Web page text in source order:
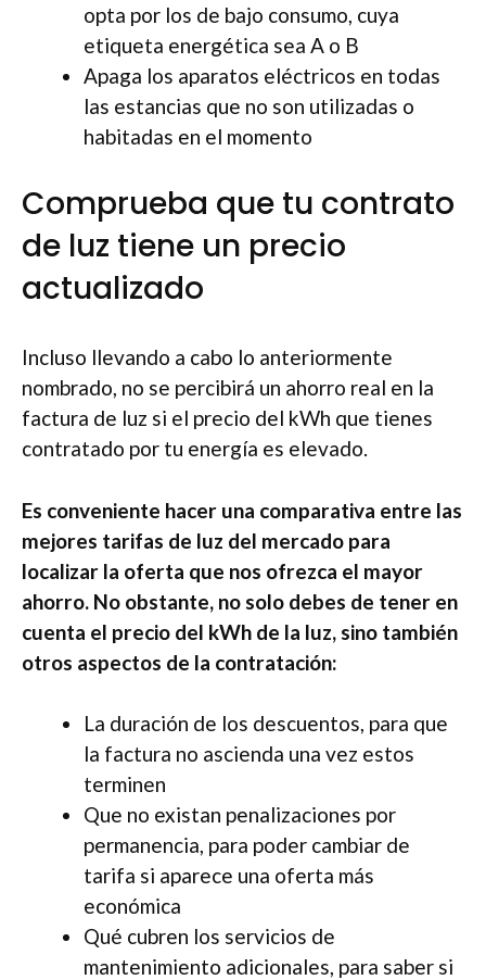
opta por los de bajo consumo, cuya
etiqueta energética sea A o B
Apaga los aparatos eléctricos en todas
las estancias que no son utilizadas o
habitadas en el momento
Comprueba que tu contrato
de luz tiene un precio
actualizado
Incluso llevando a cabo lo anteriormente
nombrado, no se percibirá un ahorro real en la
factura de luz si el precio del kWh que tienes
contratado por tu energía es elevado.
Es conveniente hacer una comparativa entre las
mejores tarifas de luz del mercado para
localizar la oferta que nos ofrezca el mayor
ahorro. No obstante, no solo debes de tener en
cuenta el precio del kWh de la luz, sino también
otros aspectos de la contratación:
La duración de los descuentos, para que
la factura no ascienda una vez estos
terminen
Que no existan penalizaciones por
permanencia, para poder cambiar de
tarifa si aparece una oferta más
económica
Qué cubren los servicios de
mantenimiento adicionales, para saber si